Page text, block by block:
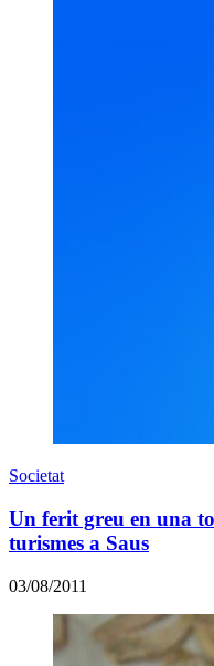
Societat
Un ferit greu en una
turismes a Saus
03/08/2011